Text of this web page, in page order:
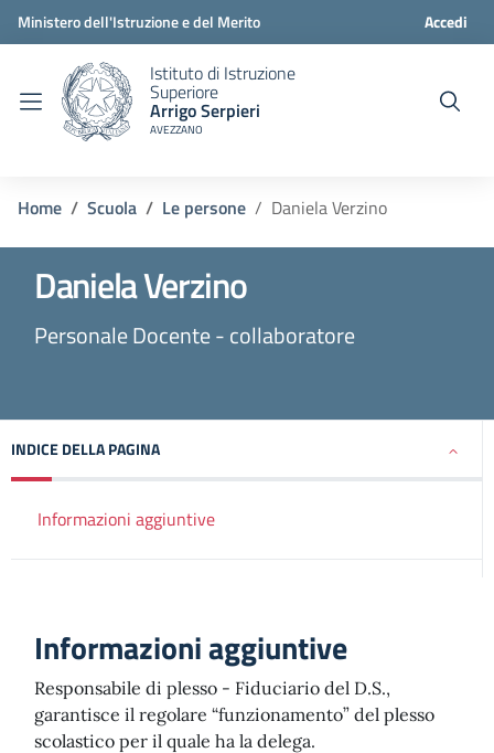
Ministero dell'Istruzione e del Merito Accedi
Istituto di Istruzione
Superiore
Arrigo Serpieri
AVEZZANO
Home Scuola Le persone Daniela Verzino
Daniela Verzino
Personale Docente - collaboratore
INDICE DELLA PAGINA
Informazioni aggiuntive
Informazioni aggiuntive
Responsabile di plesso - Fiduciario del D.S.,
garantisce il regolare “funzionamento” del plesso
scolastico per il quale ha la delega.